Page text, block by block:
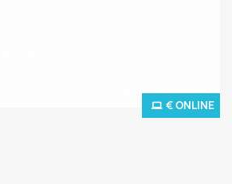
€ ONLINE